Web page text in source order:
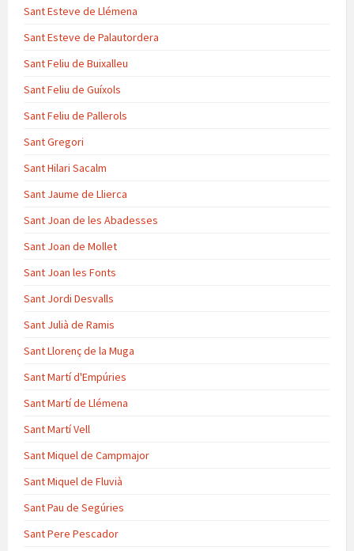
Sant Esteve de Llémena
Sant Esteve de Palautordera
Sant Feliu de Buixalleu
Sant Feliu de Guíxols
Sant Feliu de Pallerols
Sant Gregori
Sant Hilari Sacalm
Sant Jaume de Llierca
Sant Joan de les Abadesses
Sant Joan de Mollet
Sant Joan les Fonts
Sant Jordi Desvalls
Sant Julià de Ramis
Sant Llorenç de la Muga
Sant Martí d'Empúries
Sant Martí de Llémena
Sant Martí Vell
Sant Miquel de Campmajor
Sant Miquel de Fluvià
Sant Pau de Segúries
Sant Pere Pescador